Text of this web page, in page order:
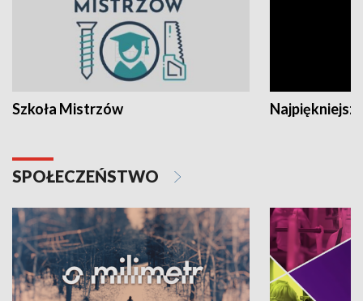
Szkoła Mistrzów
SPOŁECZEŃSTWO